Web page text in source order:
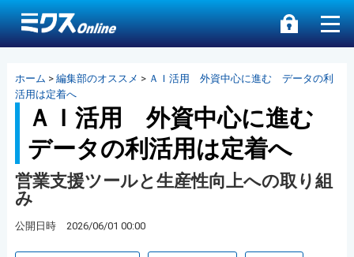
ホーム > 編集部のオススメ > ＡＩ活用 外資中心に進む データの利
活用は定着へ
ＡＩ活用 外資中心に進む
データの利活用は定着へ
営業支援ツールと生産性向上への取り組
み
公開日時 2026/06/01 00:00